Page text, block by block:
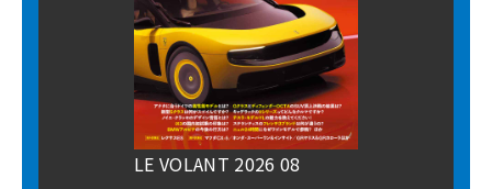
LE VOLANT 2026 08